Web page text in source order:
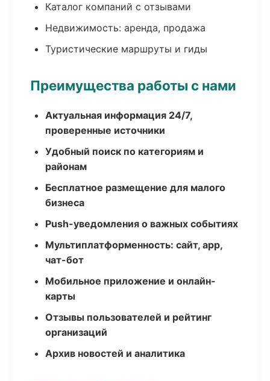
Каталог компаний с отзывами
Недвижимость: аренда, продажа
Туристические маршруты и гиды
Преимущества работы с нами
Актуальная информация 24/7,
проверенные источники
Удобный поиск по категориям и
районам
Бесплатное размещение для малого
бизнеса
Push-уведомления о важных событиях
Мультиплатформенность: сайт, app,
чат-бот
Мобильное приложение и онлайн-
карты
Отзывы пользователей и рейтинг
организаций
Архив новостей и аналитика